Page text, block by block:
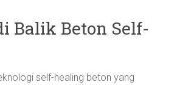
Balik Beton Self-
self-healing beton yang